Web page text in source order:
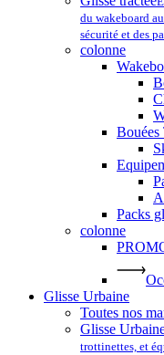
du wakeboard
sécurité et des
colonne
Bouées
Packs
colonne
Glisse Urbaine
Toutes nos
Glisse
trottinettes, et